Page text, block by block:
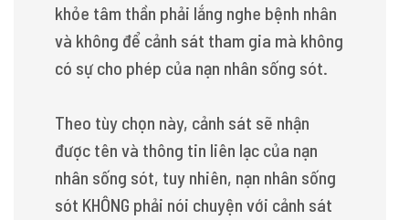
khỏe tâm thần phải lắng nghe bệnh nhân
và không để cảnh sát tham gia mà không
có sự cho phép của nạn nhân sống sót.
Theo tùy chọn này, cảnh sát sẽ nhận
được tên và thông tin liên lạc của nạn
nhân sống sót, tuy nhiên, nạn nhân sống
sót KHÔNG phải nói chuyện với cảnh sát